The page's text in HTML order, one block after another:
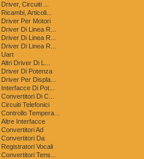
Driver, Circuiti ...
Ricambi, Articoli...
Driver Per Motori
Driver Di Linea R...
Driver Di Linea R...
Driver Di Linea R...
Uart
Altri Driver Di L...
Driver Di Potenza
Driver Per Displa...
Interfacce Di Pot...
Convertitori Di C...
Circuiti Telefonici
Controllo Tempera...
Altre Interfacce
Convertitori Ad
Convertitori Da
Registratori Vocali
Convertitori Tens...